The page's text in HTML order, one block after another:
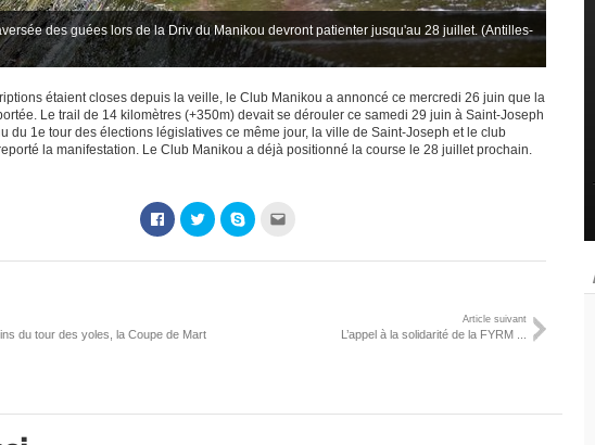
des guées lors de la Driv du Manikou devront patienter jusqu'au 28 juillet. (Antilles-
étaient closes depuis la veille, le Club Manikou a annoncé ce mercredi 26 juin que la
Le trail de 14 kilomètres (+350m) devait se dérouler ce samedi 29 juin à Saint-Joseph
du 1e tour des élections législatives ce même jour, la ville de Saint-Joseph et le club
la manifestation. Le Club Manikou a déjà positionné la course le 28 juillet prochain.
Cliquez
pour
partager
Cliquez
pour
partager
Cliquez
pour
du tour des yoles, la Coupe de Mart
Article suivant
L’appel à la solidarité de la FYRM ...